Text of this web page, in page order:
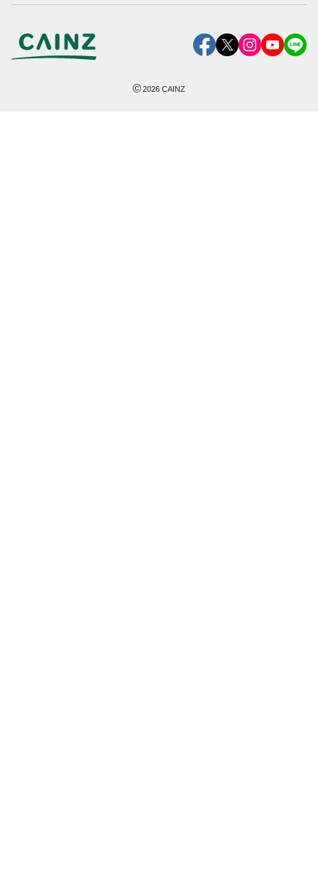
©2026 CAINZ